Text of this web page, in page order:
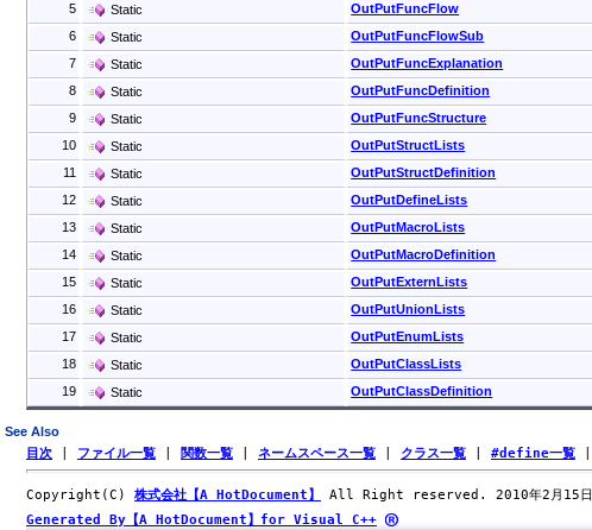
5
Static OutPutFuncFlow
6
Static OutPutFuncFlowSub
7
Static OutPutFuncExplanation
8
Static OutPutFuncDefinition
9
Static OutPutFuncStructure
10
Static OutPutStructLists
11
Static OutPutStructDefinition
12
Static OutPutDefineLists
13
Static OutPutMacroLists
14
Static OutPutMacroDefinition
15
Static OutPutExternLists
16
Static OutPutUnionLists
17
Static OutPutEnumLists
18
Static OutPutClassLists
19
Static OutPutClassDefinition
See Also
目次 ファイル一覧 関数一覧 ネームスペース一覧 クラス一覧 #define一覧
Copyright(C) 株式会社【A HotDocument】
All Right reserved. 2010年2月15日
Generated By【A HotDocument】for Visual C++